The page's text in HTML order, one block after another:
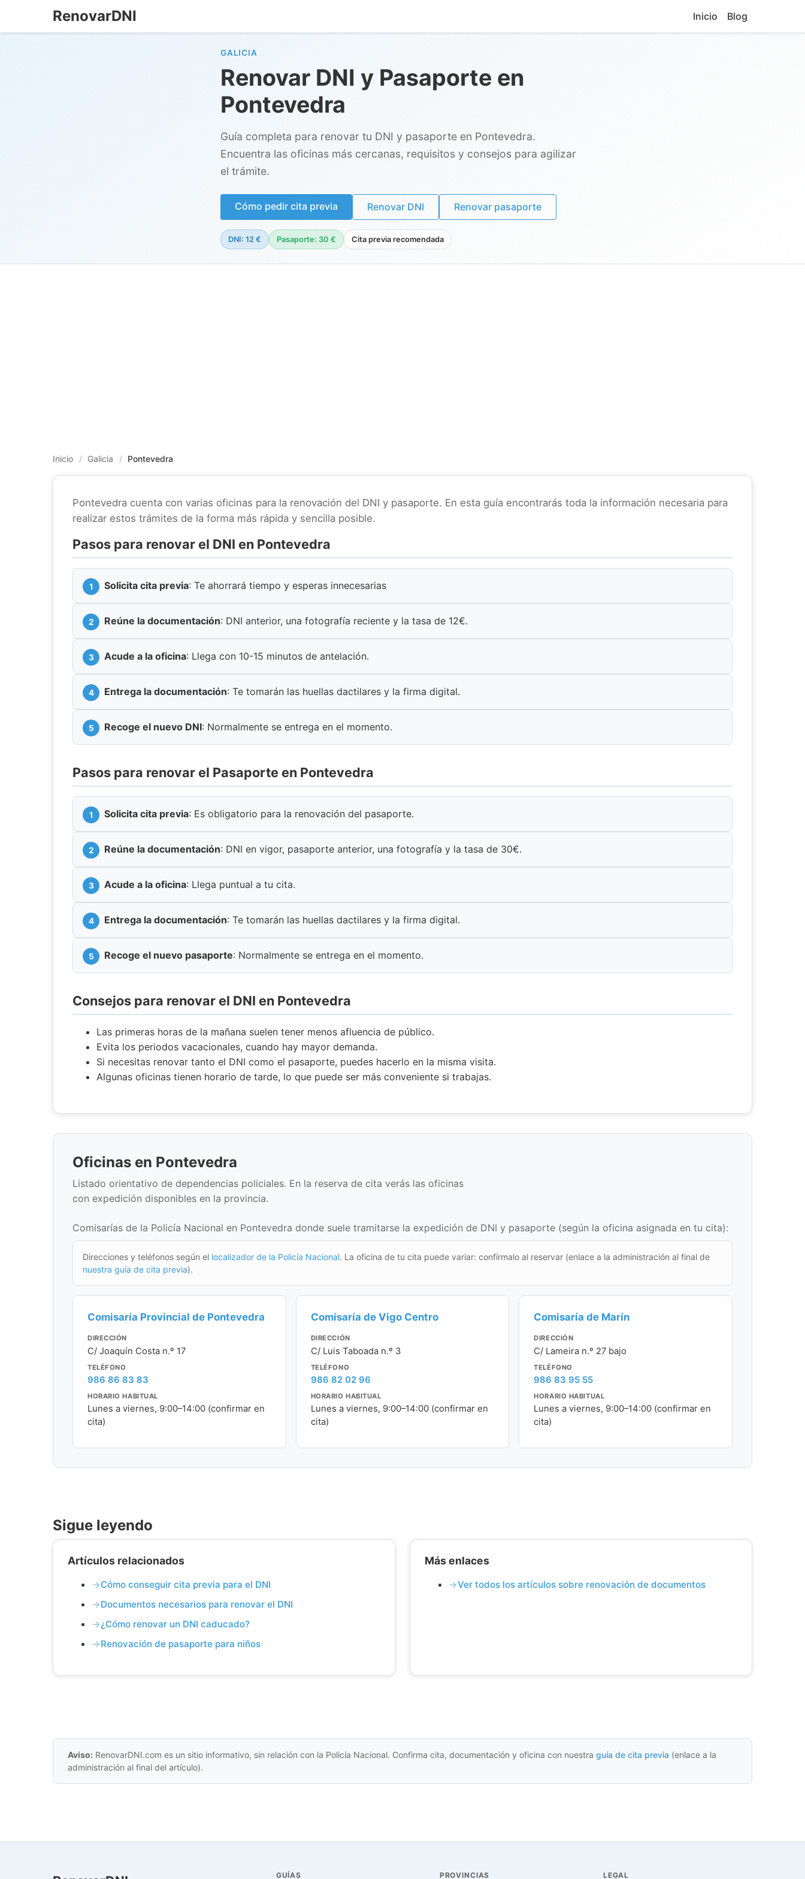
RenovarDNI Inicio Blog
GALICIA
Renovar DNI y Pasaporte en
Pontevedra
Guía completa para renovar tu DNI y pasaporte en Pontevedra.
Encuentra las oficinas más cercanas, requisitos y consejos para agilizar
el trámite.
Cómo pedir cita previa Renovar DNI Renovar pasaporte
DNI: 12 € Pasaporte: 30 € Cita previa recomendada
Inicio / Galicia / Pontevedra
Pontevedra cuenta con varias oficinas para la renovación del DNI y pasaporte. En esta guía encontrarás toda la información necesaria para
realizar estos trámites de la forma más rápida y sencilla posible.
Pasos para renovar el DNI en Pontevedra
Solicita cita previa: Te ahorrará tiempo y esperas innecesarias
Reúne la documentación: DNI anterior, una fotografía reciente y la tasa de 12€.
Acude a la oficina: Llega con 10-15 minutos de antelación.
Entrega la documentación: Te tomarán las huellas dactilares y la firma digital.
Recoge el nuevo DNI: Normalmente se entrega en el momento.
Pasos para renovar el Pasaporte en Pontevedra
Solicita cita previa: Es obligatorio para la renovación del pasaporte.
Reúne la documentación: DNI en vigor, pasaporte anterior, una fotografía y la tasa de 30€.
Acude a la oficina: Llega puntual a tu cita.
Entrega la documentación: Te tomarán las huellas dactilares y la firma digital.
Recoge el nuevo pasaporte: Normalmente se entrega en el momento.
Consejos para renovar el DNI en Pontevedra
Las primeras horas de la mañana suelen tener menos afluencia de público.
Evita los periodos vacacionales, cuando hay mayor demanda.
Si necesitas renovar tanto el DNI como el pasaporte, puedes hacerlo en la misma visita.
Algunas oficinas tienen horario de tarde, lo que puede ser más conveniente si trabajas.
Oficinas en Pontevedra
Listado orientativo de dependencias policiales. En la reserva de cita verás las oficinas
con expedición disponibles en la provincia.
Comisarías de la Policía Nacional en Pontevedra donde suele tramitarse la expedición de DNI y pasaporte (según la oficina asignada en tu cita):
Direcciones y teléfonos según el localizador de la Policía Nacional. La oficina de tu cita puede variar: confírmalo al reservar (enlace a la administración al final de
nuestra guía de cita previa).
Comisaría Provincial de Pontevedra
DIRECCIÓN
C/ Joaquín Costa n.º 17
TELÉFONO
986 86 83 83
HORARIO HABITUAL
Lunes a viernes, 9:00–14:00 (confirmar en
cita)
Comisaría de Vigo Centro
DIRECCIÓN
C/ Luis Taboada n.º 3
TELÉFONO
986 82 02 96
HORARIO HABITUAL
Lunes a viernes, 9:00–14:00 (confirmar en
cita)
Comisaría de Marín
DIRECCIÓN
C/ Lameira n.º 27 bajo
TELÉFONO
986 83 95 55
HORARIO HABITUAL
Lunes a viernes, 9:00–14:00 (confirmar en
cita)
Sigue leyendo
Artículos relacionados
Cómo conseguir cita previa para el DNI
Documentos necesarios para renovar el DNI
¿Cómo renovar un DNI caducado?
Renovación de pasaporte para niños
Más enlaces
Ver todos los artículos sobre renovación de documentos
Aviso: RenovarDNI.com es un sitio informativo, sin relación con la Policía Nacional. Confirma cita, documentación y oficina con nuestra guía de cita previa (enlace a la
administración al final del artículo).
GUÍAS PROVINCIAS LEGAL